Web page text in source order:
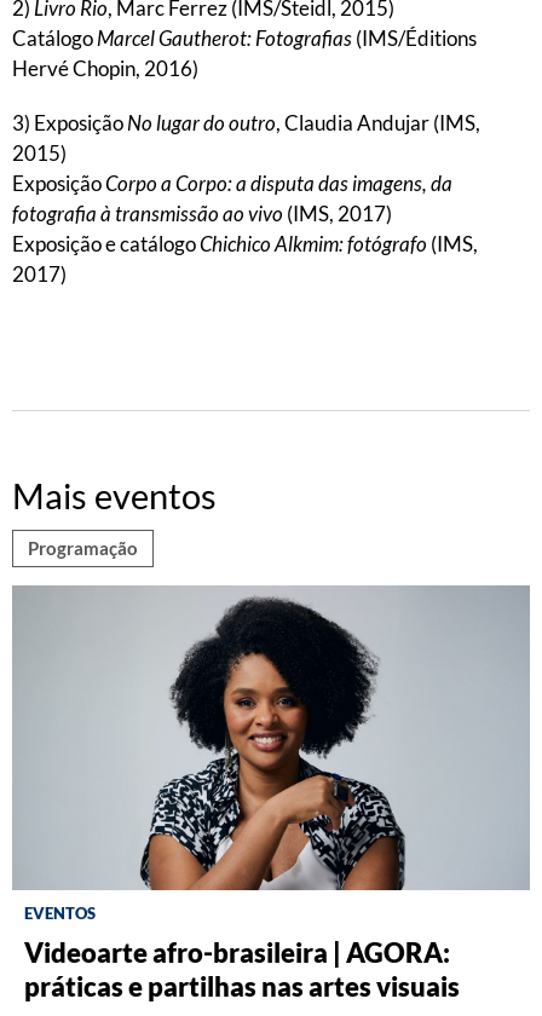
2) Livro Rio, Marc Ferrez (IMS/Steidl, 2015)
CatálogoMarcel Gautherot: Fotografias(IMS/Éditions
Hervé Chopin, 2016)
3) ExposiçãoNo lugar do outro, Claudia Andujar (IMS,
2015)
ExposiçãoCorpo a Corpo: a disputa das imagens, da
fotografia à transmissão ao vivo (IMS, 2017)
Exposição e catálogoChichico Alkmim: fotógrafo (IMS,
2017)
Mais eventos
Programação
EVENTOS
Videoarte afro-brasileira | AGORA:
práticas e partilhas nas artes visuais
Fotografia: Interpretações – Turma A
(2026)
Fotografia: Princípios (2026)
Oficina com Celina Yamauchi. Vagas limitadas.